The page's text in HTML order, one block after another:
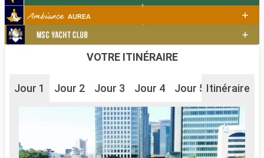
VOTRE ITINÉRAIRE
Jour 1 Jour 2 Jour 3 Jour 4 Jour 5 Jour 6
Itinéraire